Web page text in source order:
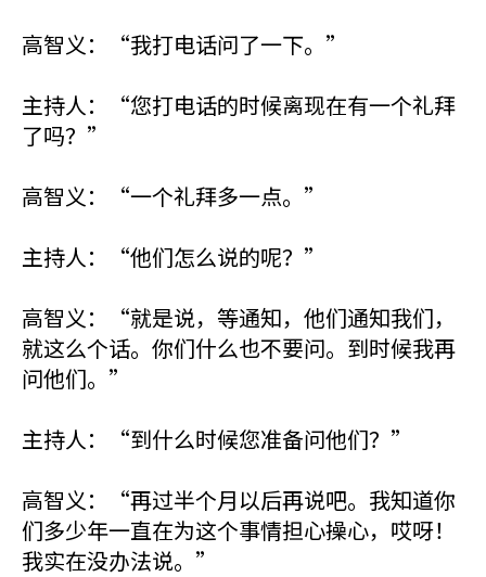
高智义：“我打电话问了一下。”
主持人：“您打电话的时候离现在有一个礼拜
了吗？”
高智义：“一个礼拜多一点。”
主持人：“他们怎么说的呢？”
高智义：“就是说，等通知，他们通知我们，
就这么个话。你们什么也不要问。到时候我再
问他们。”
主持人：“到什么时候您准备问他们？”
高智义：“再过半个月以后再说吧。我知道你
们多少年一直在为这个事情担心操心，哎呀！
我实在没办法说。”